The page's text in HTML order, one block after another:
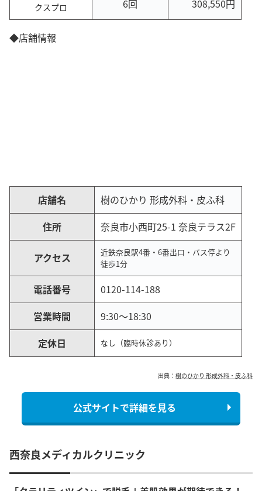
クスプロ
6回 308,550円
◆店舗情報
店舗名
樹のひかり 形成外科・皮ふ科
住所
奈良市小西町25-1 奈良テラス2F
アクセス
近鉄奈良駅4番・6番出口・バス停より
徒歩1分
電話番号
0120-114-188
営業時間
9:30～18:30
定休日
なし（臨時休診あり）
出典： 樹のひかり 形成外科・皮ふ科
公式サイトで詳細を見る
西奈良メディカルクリニック